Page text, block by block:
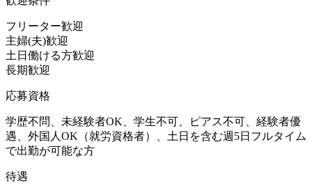
フリーター歓迎
主婦(夫)歓迎
土日働ける方歓迎
長期歓迎
応募資格
学歴不問、未経験者OK、学生不可、ピアス不可、経験者優
遇、外国人OK（就労資格者）、土日を含む週5日フルタイム
で出勤が可能な方
待遇